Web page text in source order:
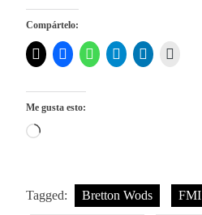
Compártelo:
Me gusta esto:
Cargando...
Tagged: Bretton Wods FMI